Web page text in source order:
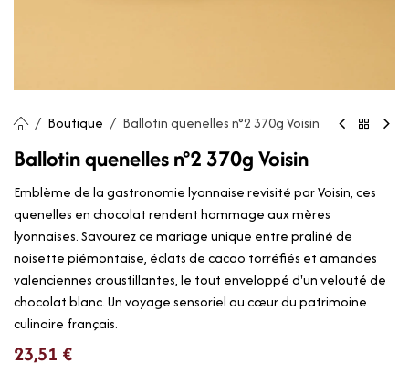
Boutique Ballotin quenelles n°2 370g Voisin
Ballotin quenelles n°2 370g Voisin
Emblème de la gastronomie lyonnaise revisité par Voisin, ces
quenelles en chocolat rendent hommage aux mères
lyonnaises. Savourez ce mariage unique entre praliné de
noisette piémontaise, éclats de cacao torréfiés et amandes
valenciennes croustillantes, le tout enveloppé d'un velouté de
chocolat blanc. Un voyage sensoriel au cœur du patrimoine
culinaire français.
23,51 €